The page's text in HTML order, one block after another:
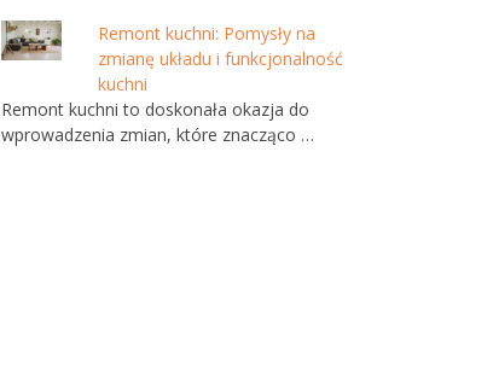
Remont kuchni: Pomysły na
zmianę układu i funkcjonalność
kuchni
Remont kuchni to doskonała okazja do
wprowadzenia zmian, które znacząco …